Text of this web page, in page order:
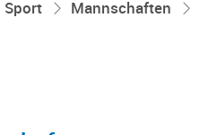
Sport Mannschaften